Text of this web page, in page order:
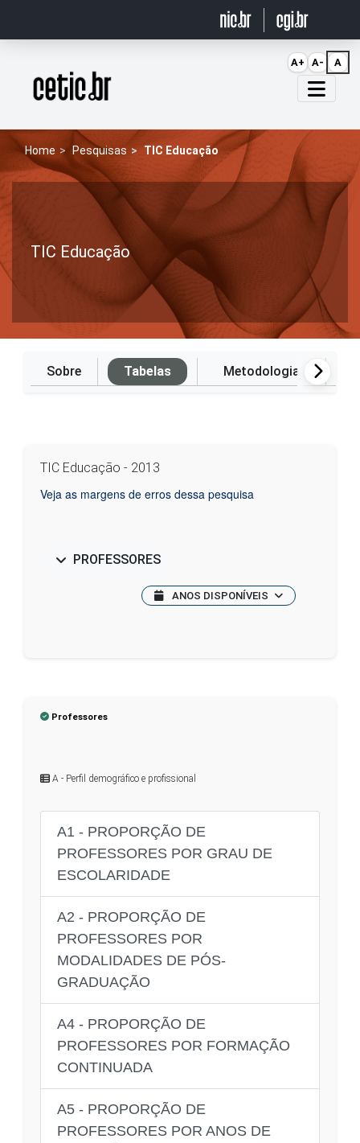
Página inicial
Home Pesquisas TIC Educação
TIC Educação
Sobre Tabelas Metodologia
TIC Educação - 2013
Veja as margens de erros dessa pesquisa
PROFESSORES
ANOS DISPONÍVEIS
Professores
A - Perfil demográfico e profissional
A1 - PROPORÇÃO DE
PROFESSORES POR GRAU DE
ESCOLARIDADE
A2 - PROPORÇÃO DE
PROFESSORES POR
MODALIDADES DE PÓS-
GRADUAÇÃO
A4 - PROPORÇÃO DE
PROFESSORES POR FORMAÇÃO
CONTINUADA
A5 - PROPORÇÃO DE
PROFESSORES POR ANOS DE
A+ A- A